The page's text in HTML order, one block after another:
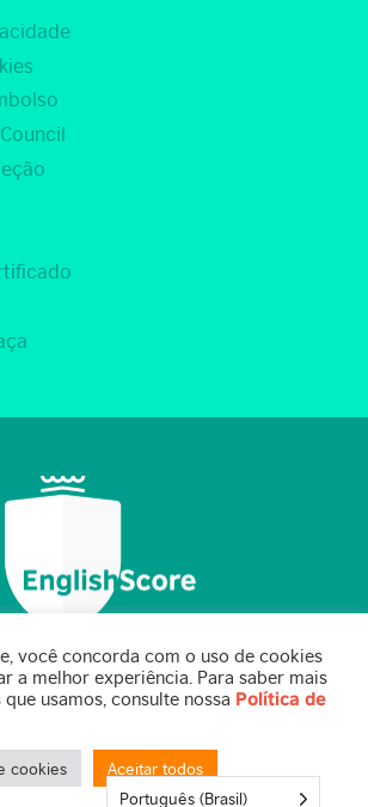
EnglishScore Limited 2021
você concorda com o uso de cookies
a melhor experiência. Para saber mais
usamos, consulte nossa Política de
cookies
Aceitar todos
Português (Brasil)